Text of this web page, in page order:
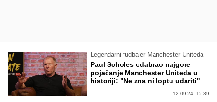
Legendarni fudbaler Manchester Uniteda
Paul Scholes odabrao najgore
pojačanje Manchester Uniteda u
historiji: "Ne zna ni loptu udariti"
12.09.24. 12:39